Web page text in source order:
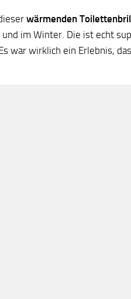
wärmenden
und im Winter. Die ist echt
war wirklich ein Erlebnis,